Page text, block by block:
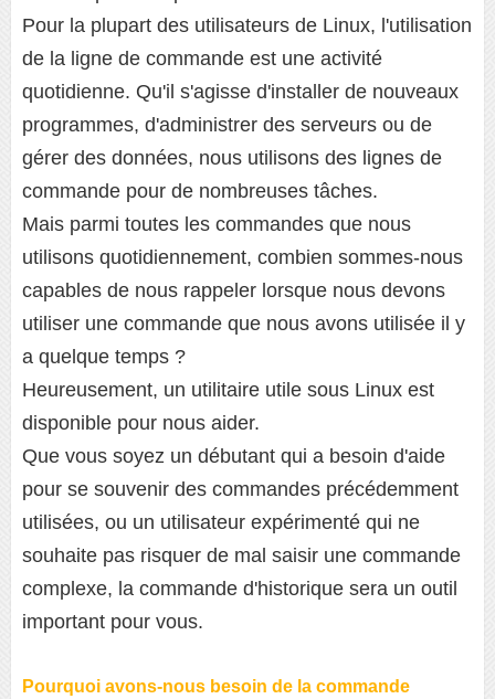
Pour la plupart des utilisateurs de Linux, l'utilisation
de la ligne de commande est une activité
quotidienne. Qu'il s'agisse d'installer de nouveaux
programmes, d'administrer des serveurs ou de
gérer des données, nous utilisons des lignes de
commande pour de nombreuses tâches.
Mais parmi toutes les commandes que nous
utilisons quotidiennement, combien sommes-nous
capables de nous rappeler lorsque nous devons
utiliser une commande que nous avons utilisée il y
a quelque temps ?
Heureusement, un utilitaire utile sous Linux est
disponible pour nous aider.
Que vous soyez un débutant qui a besoin d'aide
pour se souvenir des commandes précédemment
utilisées, ou un utilisateur expérimenté qui ne
souhaite pas risquer de mal saisir une commande
complexe, la commande d'historique sera un outil
important pour vous.
Pourquoi avons-nous besoin de la commande